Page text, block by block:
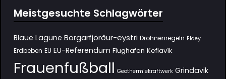
Meistgesuchte Schlagwörter
Blaue Lagune Borgarfjörður-eystri Drohnenregeln Eldey
Erdbeben EU EU-Referendum Flughafen Keflavík
Frauenfußball Geothermiekraftwerk Grindavik